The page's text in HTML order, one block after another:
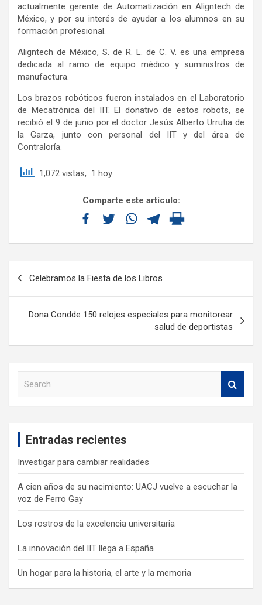
actualmente gerente de Automatización en Aligntech de
México, y por su interés de ayudar a los alumnos en su
formación profesional.
Aligntech de México, S. de R. L. de C. V. es una empresa
dedicada al ramo de equipo médico y suministros de
manufactura.
Los brazos robóticos fueron instalados en el Laboratorio
de Mecatrónica del IIT. El donativo de estos robots, se
recibió el 9 de junio por el doctor Jesús Alberto Urrutia de
la Garza, junto con personal del IIT y del área de
Contraloría.
1,072 vistas, 1 hoy
Comparte este artículo:
Celebramos la Fiesta de los Libros
Dona Condde 150 relojes especiales para monitorear
salud de deportistas
Entradas recientes
Investigar para cambiar realidades
A cien años de su nacimiento: UACJ vuelve a escuchar la
voz de Ferro Gay
Los rostros de la excelencia universitaria
La innovación del IIT llega a España
Un hogar para la historia, el arte y la memoria